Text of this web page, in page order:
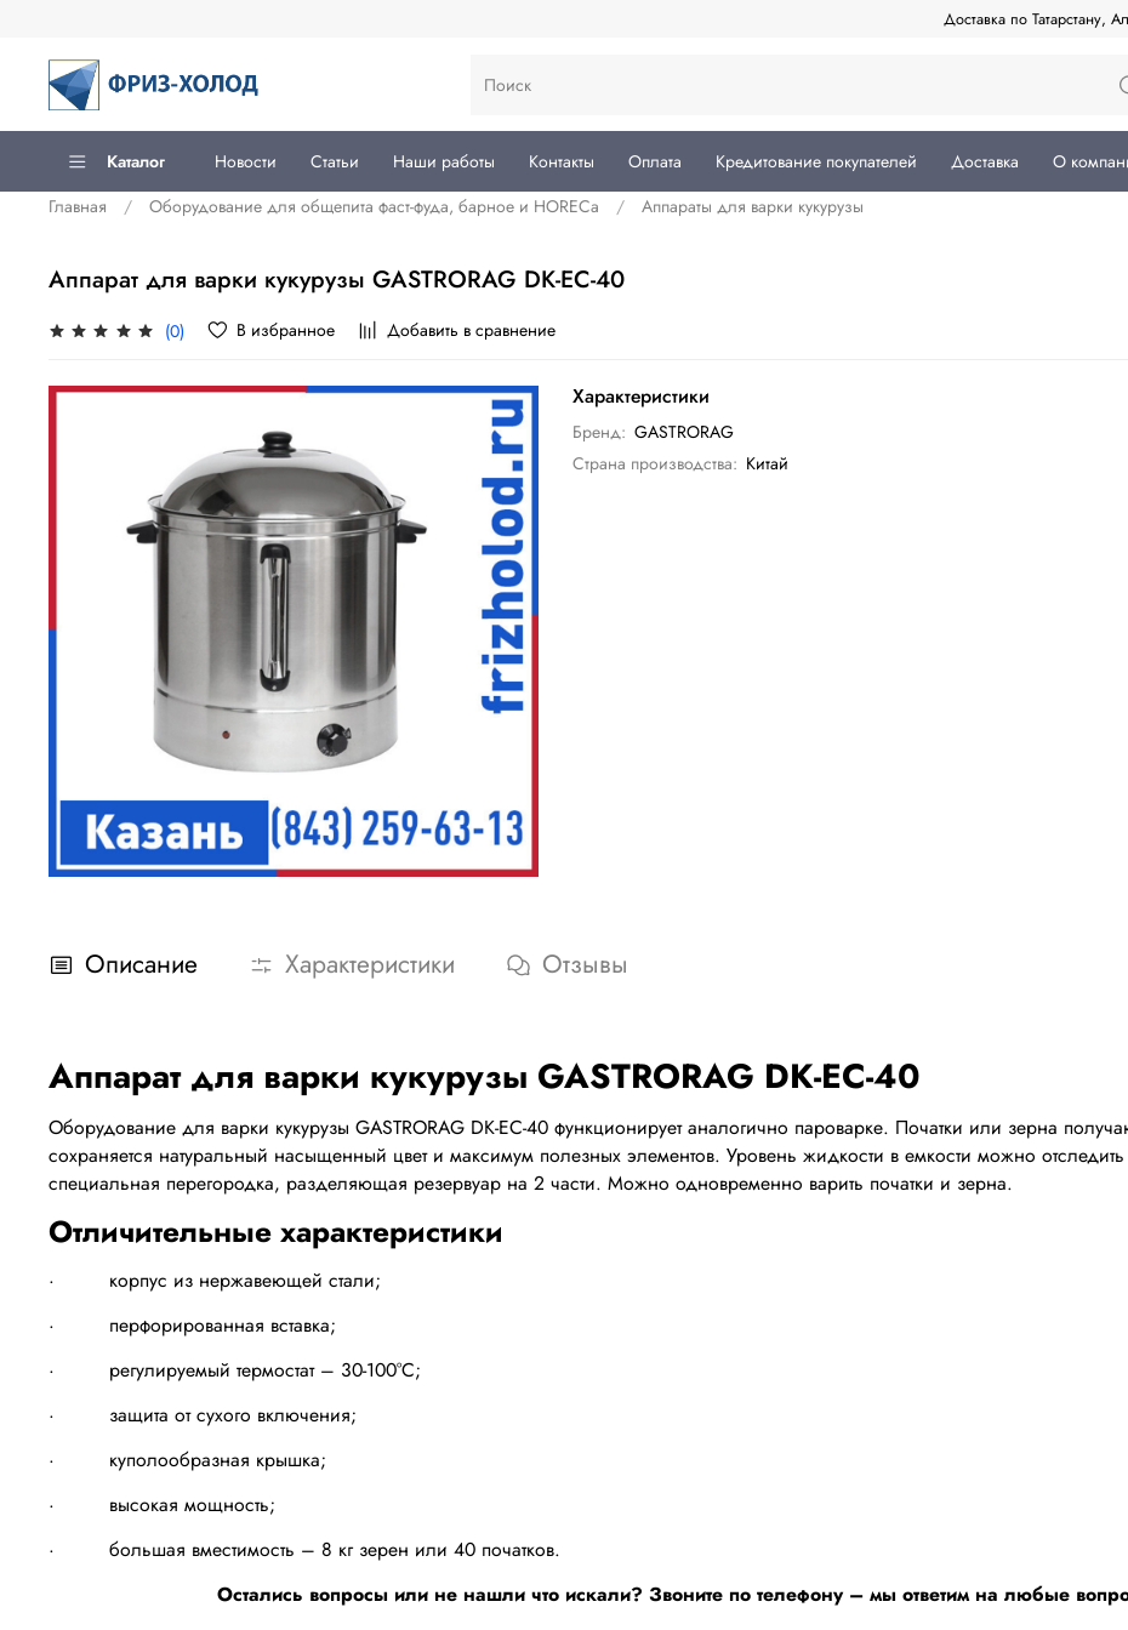
Доставка по Татарстану,
Каталог Новости Статьи Наши работы Контакты Оплата Кредитование покупателей Доставка О
Главная
Оборудование для общепита фаст-фуда, барное и HORECa Аппараты для варки кукурузы
Аппарат для варки кукурузы GASTRORAG DK-EC-40
(0) В избранное Добавить в сравнение
Характеристики
Бренд: GASTRORAG
Страна производства: Китай
Описание Характеристики Отзывы
Аппарат для варки кукурузы GASTRORAG DK-EC-40
Оборудование для варки кукурузы GASTRORAG DK-EC-40 функционирует аналогично пароварке. Початки или зерна
сохраняется натуральный насыщенный цвет и максимум полезных элементов. Уровень жидкости в емкости можно
специальная перегородка, разделяющая резервуар на 2 части. Можно одновременно варить початки и зерна.
Отличительные характеристики
· корпус из нержавеющей стали;
· перфорированная вставка;
· регулируемый термостат – 30-100°С;
· защита от сухого включения;
· куполообразная крышка;
· высокая мощность;
· большая вместимость – 8 кг зерен или 40 початков.
Остались вопросы или не нашли что искали? Звоните по телефону – мы ответим на любые